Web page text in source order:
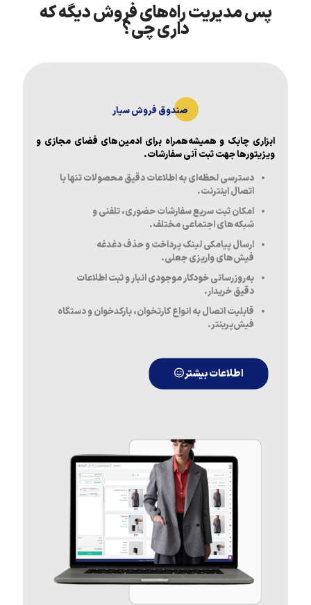
پس مدیریت راه‌های فروش دیگه که
داری چی؟
صندوق فروش سیار
ابزاری چابک و همیشه‌همراه برای ادمین‌های فضای مجازی و
ویزیتورها جهت ثبت آنی سفارشات.
دسترسی لحظه‌ای به اطلاعات دقیق محصولات تنها با
اتصال اینترنت.
امکان ثبت سریع سفارشات حضوری، تلفنی و
شبکه‌های اجتماعی مختلف.
ارسال پیامکی لینک پرداخت و حذف دغدغه
فیش‌های واریزی جعلی.
به‌روزرسانی خودکار موجودی انبار و ثبت اطلاعات
دقیق خریدار.
قابلیت اتصال به انواع کارتخوان، بارکدخوان و دستگاه
فیش‌پرینتر.
اطلاعات بیشتر